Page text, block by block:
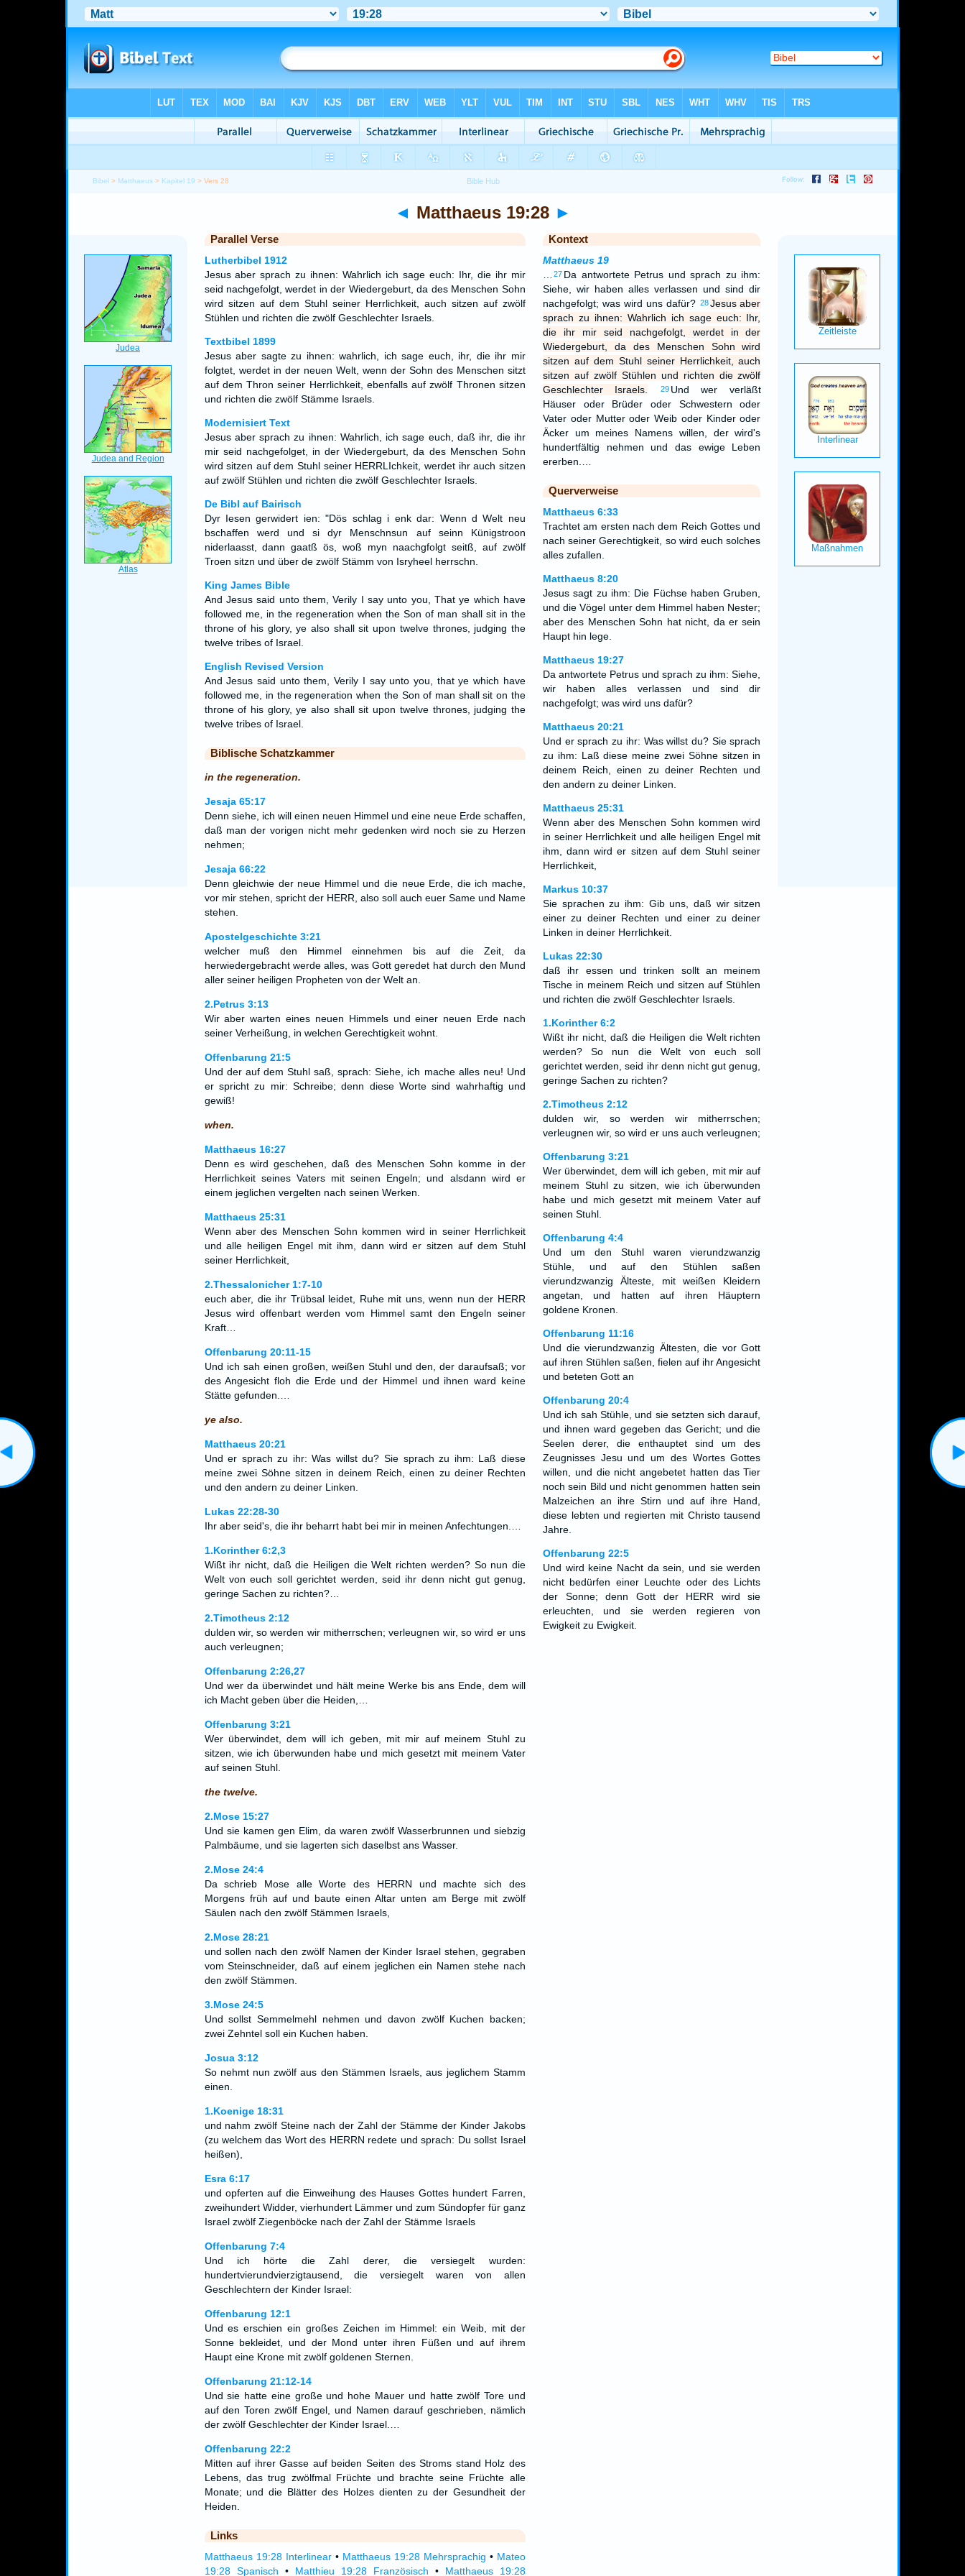
Bibel > Matthaeus > Kapitel 19 > Vers 28
◄ Matthaeus 19:28 ►
Parallel Verse
Lutherbibel 1912
Jesus aber sprach zu ihnen: Wahrlich ich sage euch: Ihr, die ihr mir
seid nachgefolgt, werdet in der Wiedergeburt, da des Menschen Sohn
wird sitzen auf dem Stuhl seiner Herrlichkeit, auch sitzen auf zwölf
Stühlen und richten die zwölf Geschlechter Israels.
Textbibel 1899
Jesus aber sagte zu ihnen: wahrlich, ich sage euch, ihr, die ihr mir
folgtet, werdet in der neuen Welt, wenn der Sohn des Menschen sitzt
auf dem Thron seiner Herrlichkeit, ebenfalls auf zwölf Thronen sitzen
und richten die zwölf Stämme Israels.
Modernisiert Text
Jesus aber sprach zu ihnen: Wahrlich, ich sage euch, daß ihr, die ihr
mir seid nachgefolget, in der Wiedergeburt, da des Menschen Sohn
wird sitzen auf dem Stuhl seiner HERRLIchkeit, werdet ihr auch sitzen
auf zwölf Stühlen und richten die zwölf Geschlechter Israels.
De Bibl auf Bairisch
Dyr Iesen gerwidert ien: "Dös schlag i enk dar: Wenn d Welt neu
bschaffen werd und si dyr Menschnsun auf seinn Künigstroon
niderlaasst, dann gaatß ös, woß myn naachgfolgt seitß, auf zwölf
Troen sitzn und über de zwölf Stämm von Isryheel herrschn.
King James Bible
And Jesus said unto them, Verily I say unto you, That ye which have
followed me, in the regeneration when the Son of man shall sit in the
throne of his glory, ye also shall sit upon twelve thrones, judging the
twelve tribes of Israel.
English Revised Version
And Jesus said unto them, Verily I say unto you, that ye which have
followed me, in the regeneration when the Son of man shall sit on the
throne of his glory, ye also shall sit upon twelve thrones, judging the
twelve tribes of Israel.
Biblische Schatzkammer
in the regeneration.
Jesaja 65:17
Denn siehe, ich will einen neuen Himmel und eine neue Erde schaffen,
daß man der vorigen nicht mehr gedenken wird noch sie zu Herzen
nehmen;
Jesaja 66:22
Denn gleichwie der neue Himmel und die neue Erde, die ich mache,
vor mir stehen, spricht der HERR, also soll auch euer Same und Name
stehen.
Apostelgeschichte 3:21
welcher muß den Himmel einnehmen bis auf die Zeit, da
herwiedergebracht werde alles, was Gott geredet hat durch den Mund
aller seiner heiligen Propheten von der Welt an.
2.Petrus 3:13
Wir aber warten eines neuen Himmels und einer neuen Erde nach
seiner Verheißung, in welchen Gerechtigkeit wohnt.
Offenbarung 21:5
Und der auf dem Stuhl saß, sprach: Siehe, ich mache alles neu! Und
er spricht zu mir: Schreibe; denn diese Worte sind wahrhaftig und
gewiß!
when.
Matthaeus 16:27
Denn es wird geschehen, daß des Menschen Sohn komme in der
Herrlichkeit seines Vaters mit seinen Engeln; und alsdann wird er
einem jeglichen vergelten nach seinen Werken.
Matthaeus 25:31
Wenn aber des Menschen Sohn kommen wird in seiner Herrlichkeit
und alle heiligen Engel mit ihm, dann wird er sitzen auf dem Stuhl
seiner Herrlichkeit,
2.Thessalonicher 1:7-10
euch aber, die ihr Trübsal leidet, Ruhe mit uns, wenn nun der HERR
Jesus wird offenbart werden vom Himmel samt den Engeln seiner
Kraft…
Offenbarung 20:11-15
Und ich sah einen großen, weißen Stuhl und den, der daraufsaß; vor
des Angesicht floh die Erde und der Himmel und ihnen ward keine
Stätte gefunden.…
ye also.
Matthaeus 20:21
Und er sprach zu ihr: Was willst du? Sie sprach zu ihm: Laß diese
meine zwei Söhne sitzen in deinem Reich, einen zu deiner Rechten
und den andern zu deiner Linken.
Lukas 22:28-30
Ihr aber seid's, die ihr beharrt habt bei mir in meinen Anfechtungen.…
1.Korinther 6:2,3
Wißt ihr nicht, daß die Heiligen die Welt richten werden? So nun die
Welt von euch soll gerichtet werden, seid ihr denn nicht gut genug,
geringe Sachen zu richten?…
2.Timotheus 2:12
dulden wir, so werden wir mitherrschen; verleugnen wir, so wird er uns
auch verleugnen;
Offenbarung 2:26,27
Und wer da überwindet und hält meine Werke bis ans Ende, dem will
ich Macht geben über die Heiden,…
Offenbarung 3:21
Wer überwindet, dem will ich geben, mit mir auf meinem Stuhl zu
sitzen, wie ich überwunden habe und mich gesetzt mit meinem Vater
auf seinen Stuhl.
the twelve.
2.Mose 15:27
Und sie kamen gen Elim, da waren zwölf Wasserbrunnen und siebzig
Palmbäume, und sie lagerten sich daselbst ans Wasser.
2.Mose 24:4
Da schrieb Mose alle Worte des HERRN und machte sich des
Morgens früh auf und baute einen Altar unten am Berge mit zwölf
Säulen nach den zwölf Stämmen Israels,
2.Mose 28:21
und sollen nach den zwölf Namen der Kinder Israel stehen, gegraben
vom Steinschneider, daß auf einem jeglichen ein Namen stehe nach
den zwölf Stämmen.
3.Mose 24:5
Und sollst Semmelmehl nehmen und davon zwölf Kuchen backen;
zwei Zehntel soll ein Kuchen haben.
Josua 3:12
So nehmt nun zwölf aus den Stämmen Israels, aus jeglichem Stamm
einen.
1.Koenige 18:31
und nahm zwölf Steine nach der Zahl der Stämme der Kinder Jakobs
(zu welchem das Wort des HERRN redete und sprach: Du sollst Israel
heißen),
Esra 6:17
und opferten auf die Einweihung des Hauses Gottes hundert Farren,
zweihundert Widder, vierhundert Lämmer und zum Sündopfer für ganz
Israel zwölf Ziegenböcke nach der Zahl der Stämme Israels
Offenbarung 7:4
Und ich hörte die Zahl derer, die versiegelt wurden:
hundertvierundvierzigtausend, die versiegelt waren von allen
Geschlechtern der Kinder Israel:
Offenbarung 12:1
Und es erschien ein großes Zeichen im Himmel: ein Weib, mit der
Sonne bekleidet, und der Mond unter ihren Füßen und auf ihrem
Haupt eine Krone mit zwölf goldenen Sternen.
Offenbarung 21:12-14
Und sie hatte eine große und hohe Mauer und hatte zwölf Tore und
auf den Toren zwölf Engel, und Namen darauf geschrieben, nämlich
der zwölf Geschlechter der Kinder Israel.…
Offenbarung 22:2
Mitten auf ihrer Gasse auf beiden Seiten des Stroms stand Holz des
Lebens, das trug zwölfmal Früchte und brachte seine Früchte alle
Monate; und die Blätter des Holzes dienten zu der Gesundheit der
Heiden.
Links
Matthaeus 19:28 Interlinear• Matthaeus 19:28 Mehrsprachig • Mateo
19:28 Spanisch • Matthieu 19:28 Französisch • Matthaeus 19:28
Kontext
Matthaeus 19
27 Da antwortete Petrus und sprach zu ihm:
Siehe, wir haben alles verlassen und sind dir
nachgefolgt; was wird uns dafür? 28 Jesus aber
sprach zu ihnen: Wahrlich ich sage euch: Ihr,
die ihr mir seid nachgefolgt, werdet in der
Wiedergeburt, da des Menschen Sohn wird
sitzen auf dem Stuhl seiner Herrlichkeit, auch
sitzen auf zwölf Stühlen und richten die zwölf
Geschlechter Israels.
29 Und wer verläßt
Häuser oder Brüder oder Schwestern oder
Vater oder Mutter oder Weib oder Kinder oder
Äcker um meines Namens willen, der wird's
hundertfältig nehmen und das ewige Leben
ererben.…
Querverweise
Matthaeus 6:33
Trachtet am ersten nach dem Reich Gottes und
nach seiner Gerechtigkeit, so wird euch solches
alles zufallen.
Matthaeus 8:20
Jesus sagt zu ihm: Die Füchse haben Gruben,
und die Vögel unter dem Himmel haben Nester;
aber des Menschen Sohn hat nicht, da er sein
Haupt hin lege.
Matthaeus 19:27
Da antwortete Petrus und sprach zu ihm: Siehe,
wir haben alles verlassen und sind dir
nachgefolgt; was wird uns dafür?
Matthaeus 20:21
Und er sprach zu ihr: Was willst du? Sie sprach
zu ihm: Laß diese meine zwei Söhne sitzen in
deinem Reich, einen zu deiner Rechten und
den andern zu deiner Linken.
Matthaeus 25:31
Wenn aber des Menschen Sohn kommen wird
in seiner Herrlichkeit und alle heiligen Engel mit
ihm, dann wird er sitzen auf dem Stuhl seiner
Herrlichkeit,
Markus 10:37
Sie sprachen zu ihm: Gib uns, daß wir sitzen
einer zu deiner Rechten und einer zu deiner
Linken in deiner Herrlichkeit.
Lukas 22:30
daß ihr essen und trinken sollt an meinem
Tische in meinem Reich und sitzen auf Stühlen
und richten die zwölf Geschlechter Israels.
1.Korinther 6:2
Wißt ihr nicht, daß die Heiligen die Welt richten
werden? So nun die Welt von euch soll
gerichtet werden, seid ihr denn nicht gut genug,
geringe Sachen zu richten?
2.Timotheus 2:12
dulden wir, so werden wir mitherrschen;
verleugnen wir, so wird er uns auch verleugnen;
Offenbarung 3:21
Wer überwindet, dem will ich geben, mit mir auf
meinem Stuhl zu sitzen, wie ich überwunden
habe und mich gesetzt mit meinem Vater auf
seinen Stuhl.
Offenbarung 4:4
Und um den Stuhl waren vierundzwanzig
Stühle, und auf den Stühlen saßen
vierundzwanzig Älteste, mit weißen Kleidern
angetan, und hatten auf ihren Häuptern
goldene Kronen.
Offenbarung 11:16
Und die vierundzwanzig Ältesten, die vor Gott
auf ihren Stühlen saßen, fielen auf ihr Angesicht
und beteten Gott an
Offenbarung 20:4
Und ich sah Stühle, und sie setzten sich darauf,
und ihnen ward gegeben das Gericht; und die
Seelen derer, die enthauptet sind um des
Zeugnisses Jesu und um des Wortes Gottes
willen, und die nicht angebetet hatten das Tier
noch sein Bild und nicht genommen hatten sein
Malzeichen an ihre Stirn und auf ihre Hand,
diese lebten und regierten mit Christo tausend
Jahre.
Offenbarung 22:5
Und wird keine Nacht da sein, und sie werden
nicht bedürfen einer Leuchte oder des Lichts
der Sonne; denn Gott der HERR wird sie
erleuchten, und sie werden regieren von
Ewigkeit zu Ewigkeit.